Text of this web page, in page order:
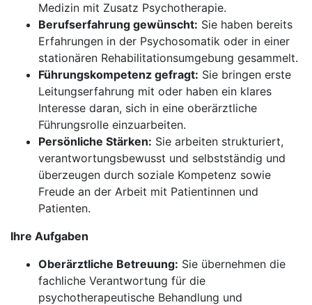
Medizin mit Zusatz Psychotherapie.
Berufserfahrung gewünscht: Sie haben bereits
Erfahrungen in der Psychosomatik oder in einer
stationären Rehabilitationsumgebung gesammelt.
Führungskompetenz gefragt: Sie bringen erste
Leitungserfahrung mit oder haben ein klares
Interesse daran, sich in eine oberärztliche
Führungsrolle einzuarbeiten.
Persönliche Stärken: Sie arbeiten strukturiert,
verantwortungsbewusst und selbstständig und
überzeugen durch soziale Kompetenz sowie
Freude an der Arbeit mit Patientinnen und
Patienten.
Ihre Aufgaben
Oberärztliche Betreuung: Sie übernehmen die
fachliche Verantwortung für die
psychotherapeutische Behandlung und